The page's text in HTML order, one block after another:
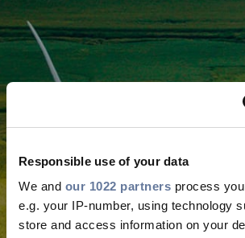
Responsible use of your data
We and our 1022 partners process
e.g. your IP-number, using technology
store and access information on your
Laaja-alaista
vastuullisuutta
Suomessa ja
maailmalla